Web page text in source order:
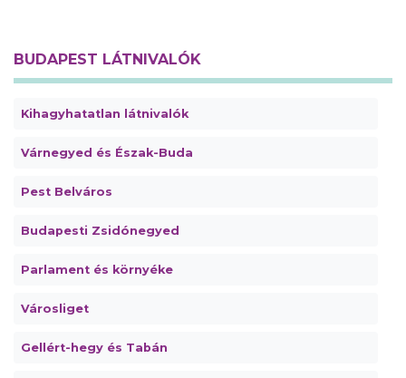
BUDAPEST LÁTNIVALÓK
Kihagyhatatlan látnivalók
Várnegyed és Észak-Buda
Pest Belváros
Budapesti Zsidónegyed
Parlament és környéke
Városliget
Gellért-hegy és Tabán